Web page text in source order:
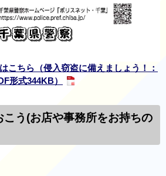
こちら（侵入窃盗に備えましょう！：
形式344KB）
う(お店や事務所をお持ちの